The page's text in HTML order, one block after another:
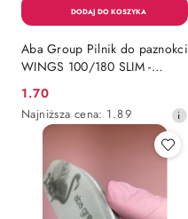
Aba Group Pilnik do paznokci
WINGS 100/180 SLIM -
FLAMING
Cena
promocyjna:
1.70
Najniższa
cena
przed
obniżką
Najniższa cena: 1.89